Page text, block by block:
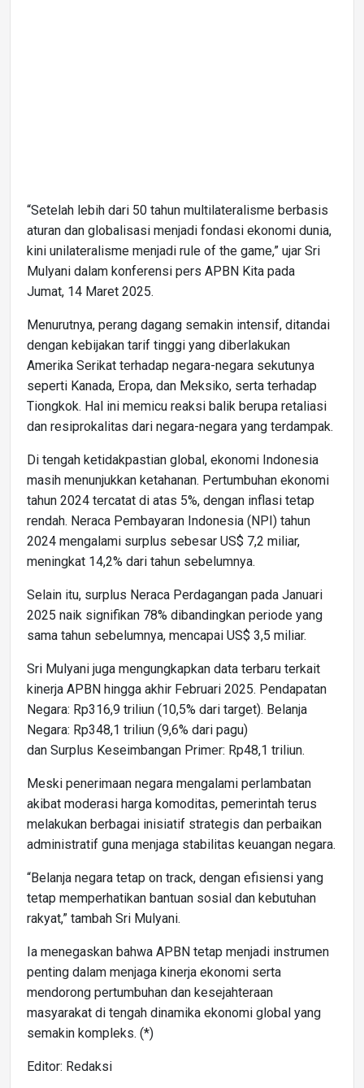
“Setelah lebih dari 50 tahun multilateralisme berbasis
aturan dan globalisasi menjadi fondasi ekonomi dunia,
kini unilateralisme menjadi rule of the game,” ujar Sri
Mulyani dalam konferensi pers APBN Kita pada
Jumat, 14 Maret 2025.
Menurutnya, perang dagang semakin intensif, ditandai
dengan kebijakan tarif tinggi yang diberlakukan
Amerika Serikat terhadap negara-negara sekutunya
seperti Kanada, Eropa, dan Meksiko, serta terhadap
Tiongkok. Hal ini memicu reaksi balik berupa retaliasi
dan resiprokalitas dari negara-negara yang terdampak.
Di tengah ketidakpastian global, ekonomi Indonesia
masih menunjukkan ketahanan. Pertumbuhan ekonomi
tahun 2024 tercatat di atas 5%, dengan inflasi tetap
rendah. Neraca Pembayaran Indonesia (NPI) tahun
2024 mengalami surplus sebesar US$ 7,2 miliar,
meningkat 14,2% dari tahun sebelumnya.
Selain itu, surplus Neraca Perdagangan pada Januari
2025 naik signifikan 78% dibandingkan periode yang
sama tahun sebelumnya, mencapai US$ 3,5 miliar.
Sri Mulyani juga mengungkapkan data terbaru terkait
kinerja APBN hingga akhir Februari 2025. Pendapatan
Negara: Rp316,9 triliun (10,5% dari target). Belanja
Negara: Rp348,1 triliun (9,6% dari pagu)
dan Surplus Keseimbangan Primer: Rp48,1 triliun.
Meski penerimaan negara mengalami perlambatan
akibat moderasi harga komoditas, pemerintah terus
melakukan berbagai inisiatif strategis dan perbaikan
administratif guna menjaga stabilitas keuangan negara.
“Belanja negara tetap on track, dengan efisiensi yang
tetap memperhatikan bantuan sosial dan kebutuhan
rakyat,” tambah Sri Mulyani.
Ia menegaskan bahwa APBN tetap menjadi instrumen
penting dalam menjaga kinerja ekonomi serta
mendorong pertumbuhan dan kesejahteraan
masyarakat di tengah dinamika ekonomi global yang
semakin kompleks. (*)
Editor: Redaksi